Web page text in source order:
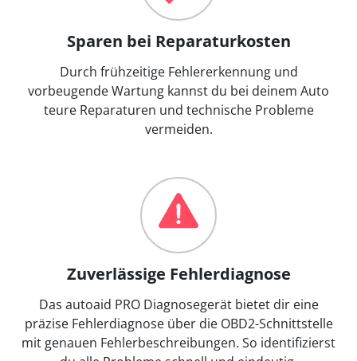
Sparen bei Reparaturkosten
Durch frühzeitige Fehlererkennung und
vorbeugende Wartung kannst du bei deinem Auto
teure Reparaturen und technische Probleme
vermeiden.
Zuverlässige Fehlerdiagnose
Das autoaid PRO Diagnosegerät bietet dir eine
präzise Fehlerdiagnose über die OBD2-Schnittstelle
mit genauen Fehlerbeschreibungen. So identifizierst